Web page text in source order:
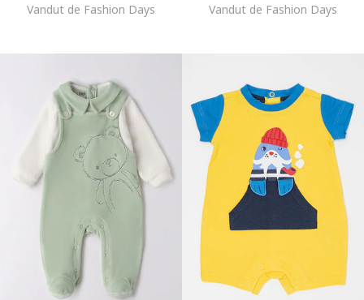
Vandut de Fashion Days Vandut de Fashion Days